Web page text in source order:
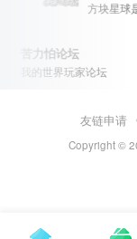
苦力怕论坛
我的世界玩家论坛
友链申请
Copyright ©